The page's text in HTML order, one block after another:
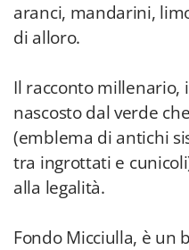
aranci, mandarini,
di alloro.
Il racconto millenario,
nascosto dal verde
(emblema di antichi
tra ingrottati e
alla legalità.
Fondo Micciulla, è un